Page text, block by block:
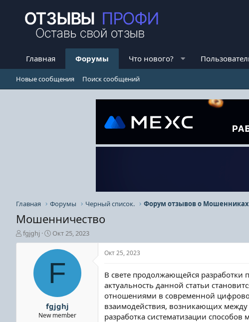
Главная Форумы Что нового?
Новые сообщения Поиск сообщений
Главная Форумы Черный список. Форум отзывов о
Мошенничество
А
в
fgjghj
Д
а
т
н
а
а
л
а
Окт 25, 2023
F
fgjghj
New member
Окт 25, 2023
В свете продолжающейся разработки
актуальность данной статьи
отношениями в современной
взаимодействия, возникающих
разработка систематизации